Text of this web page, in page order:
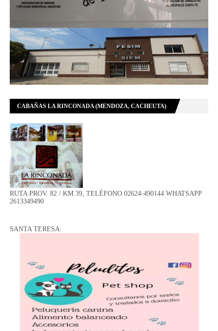
CABAÑAS LA RINCONADA (MENDOZA, CACHEUTA)
RUTA PROV. 82 / KM 39, TELÉFONO 02624-490144 WHATSAPP
2613349490
SANTA TERESA: